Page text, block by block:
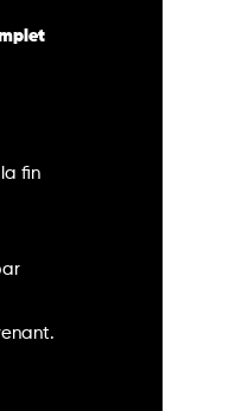
fin